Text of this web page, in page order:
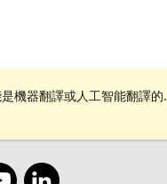
機器翻譯或人工智能翻譯的.